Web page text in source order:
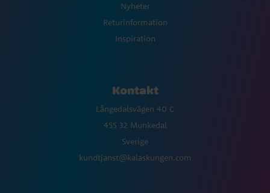
Nyheter
Returinformation
Inspiration
Kontakt
Långedalsvägen 40 C
455 32 Munkedal
Sverige
kundtjanst@kalaskungen.com